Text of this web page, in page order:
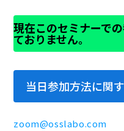
現在このセミナーで
ておりません。
当日参加方法に関
zoom@osslabo.com